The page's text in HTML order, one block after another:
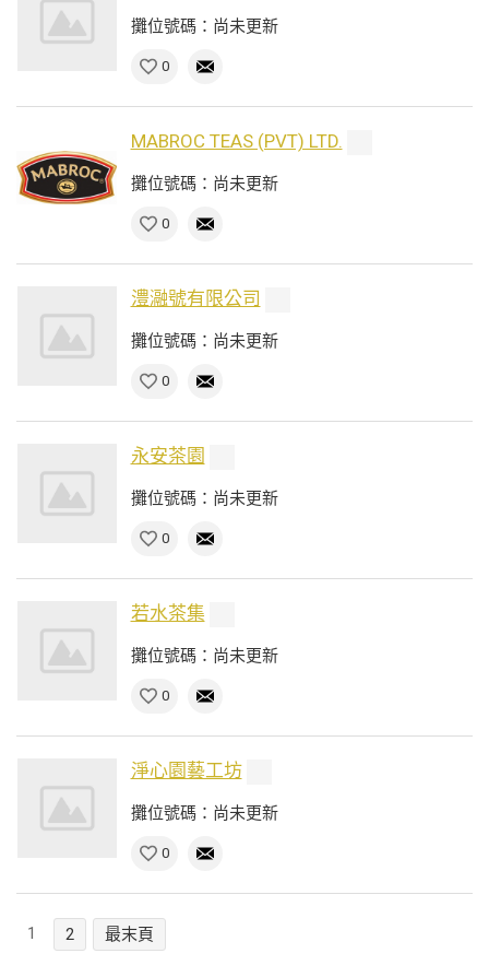
攤位號碼：尚未更新
0
MABROC TEAS (PVT) LTD.
攤位號碼：尚未更新
0
澧瀜號有限公司
攤位號碼：尚未更新
0
永安茶園
攤位號碼：尚未更新
0
若水茶集
攤位號碼：尚未更新
0
淨心園藝工坊
攤位號碼：尚未更新
0
1 2 最末頁